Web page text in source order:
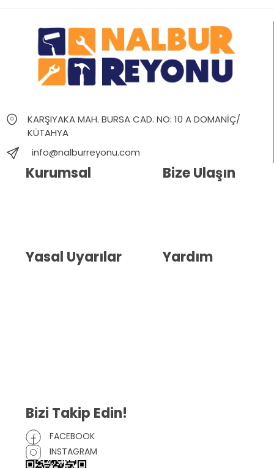
KARŞIYAKA MAH. BURSA CAD. NO: 10 A DOMANİÇ/
KÜTAHYA
info@nalburreyonu.com
Kurumsal
Yasal Uyarılar
Bize Ulaşın
Yardım
Bizi Takip Edin!
FACEBOOK
INSTAGRAM